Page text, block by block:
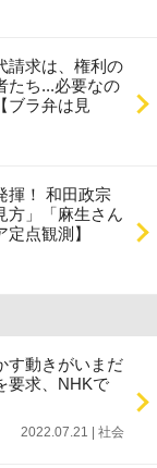
請求は、権利の
たち...必要なの
ブラ弁は見
揮！ 和田政宗
方」「麻生さん
点観測】
す動きがいまだ
要求、NHKで
2022.07.21 | 社会